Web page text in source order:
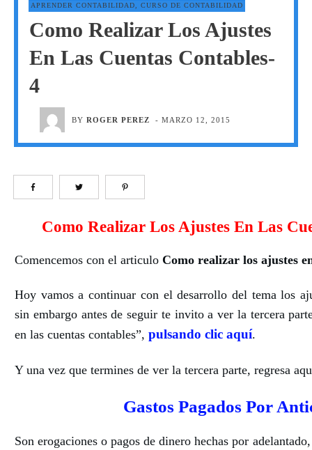
APRENDER CONTABILIDAD CURSO DE CONTABILIDAD
Como Realizar Los Ajustes
En Las Cuentas Contables-
4
BYROGER PEREZ -MARZO 12, 2015
Como Realizar Los Ajustes En Las
Comencemos con el articulo Como realizar los ajustes
Hoy vamos a continuar con el desarrollo del tema los
sin embargo antes de seguir te invito a ver la tercera
en las cuentas contables”, pulsando clic aquí.
Y una vez que termines de ver la tercera parte, regresa
Gastos Pagados Por
Son erogaciones o pagos de dinero hechas por